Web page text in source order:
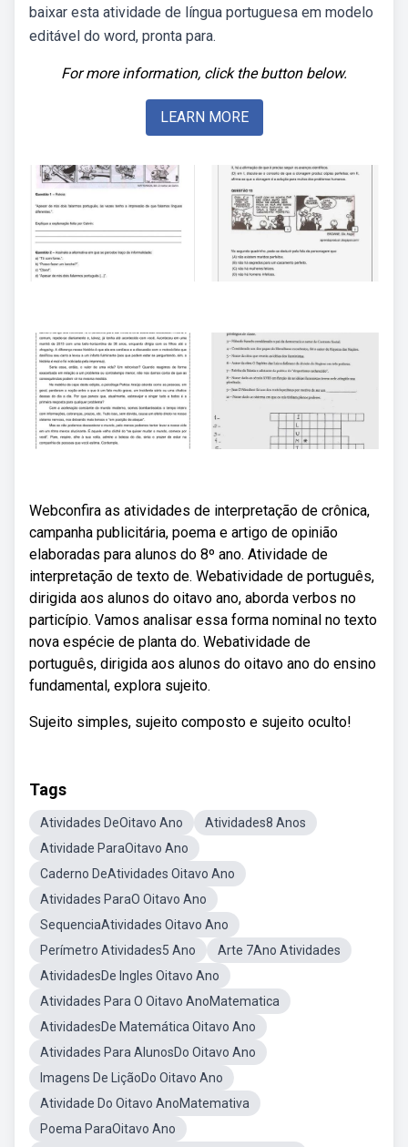
baixar esta atividade de língua portuguesa em modelo
editável do word, pronta para.
For more information, click the button below.
LEARN MORE
Webconfira as atividades de interpretação de crônica,
campanha publicitária, poema e artigo de opinião
elaboradas para alunos do 8º ano. Atividade de
interpretação de texto de. Webatividade de português,
dirigida aos alunos do oitavo ano, aborda verbos no
particípio. Vamos analisar essa forma nominal no texto
nova espécie de planta do. Webatividade de
português, dirigida aos alunos do oitavo ano do ensino
fundamental, explora sujeito.
Sujeito simples, sujeito composto e sujeito oculto!
Tags
Atividades DeOitavo Ano
Atividades8 Anos
Atividade ParaOitavo Ano
Caderno DeAtividades Oitavo Ano
Atividades ParaO Oitavo Ano
SequenciaAtividades Oitavo Ano
Perímetro Atividades5 Ano
Arte 7Ano Atividades
AtividadesDe Ingles Oitavo Ano
Atividades Para O Oitavo AnoMatematica
AtividadesDe Matemática Oitavo Ano
Atividades Para AlunosDo Oitavo Ano
Imagens De LiçãoDo Oitavo Ano
Atividade Do Oitavo AnoMatemativa
Poema ParaOitavo Ano